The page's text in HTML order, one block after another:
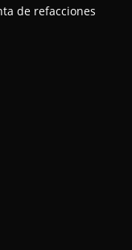
de refacciones